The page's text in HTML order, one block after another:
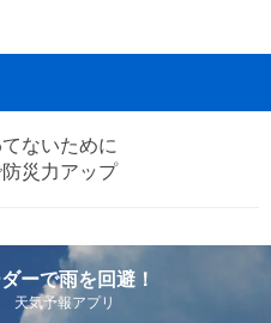
ないために
災力アップ
ーで雨を回避！
天気予報アプリ